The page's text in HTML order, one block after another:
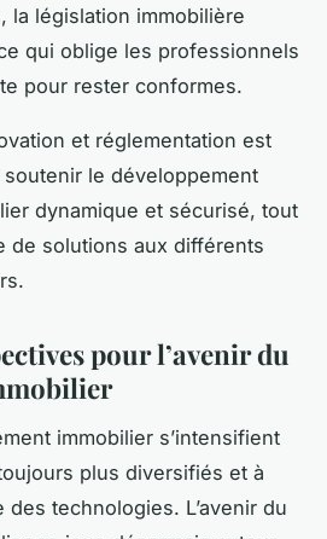
la législation immobilière
qui oblige les professionnels
pour rester conformes.
et réglementation est
le développement
dynamique et sécurisé, tout
de solutions aux différents
pour l’avenir du
immobilier s’intensifient
plus diversifiés et à
technologies. L’avenir du